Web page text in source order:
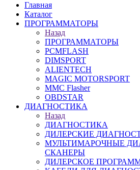
Главная
Каталог
ПРОГРАММАТОРЫ
Назад
ПРОГРАММАТОРЫ
PCMFLASH
DIMSPORT
ALIENTECH
MAGIC MOTORSPORT
MMC Flasher
OBDSTAR
ДИАГНОСТИКА
Назад
ДИАГНОСТИКА
ДИЛЕРСКИЕ
МУЛЬТИМАРОЧНЫЕ
СКАНЕРЫ
ДИЛЕРСКОЕ